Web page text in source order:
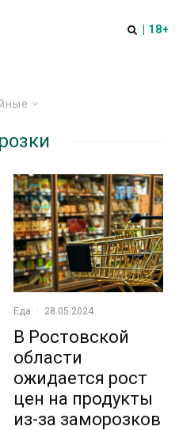
| 18+
Еда · 28.05.2024
В Ростовской
области
ожидается рост
цен на продукты
из-за заморозков